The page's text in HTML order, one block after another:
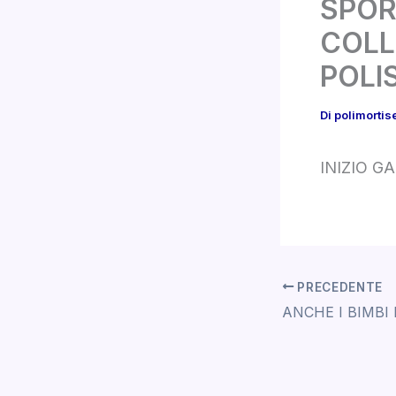
Di
INIZIO
PRECEDENTE